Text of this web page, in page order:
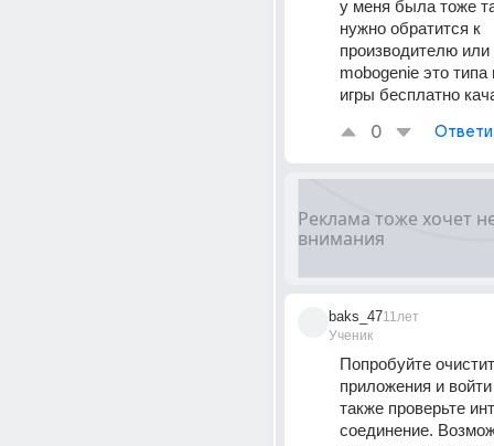
у меня была тоже
нужно обратится к
производителю или
mobogenie это типа
игры бесплатно
0
baks_47
Ученик
11лет
Попробуйте
приложения и
также проверьте
соединение.